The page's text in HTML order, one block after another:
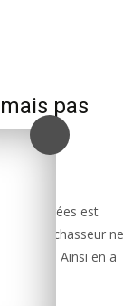
pas
cendrées est
aucun chasseur ne
semaine. Ainsi en a